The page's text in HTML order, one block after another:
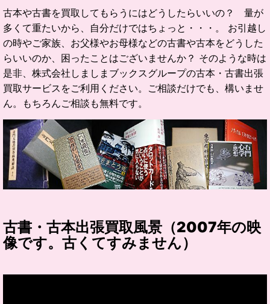
古本や古書を買取してもらうにはどうしたらいいの？ 量が
多くて重たいから、自分だけではちょっと・・・。 お引越し
の時やご家族、お父様やお母様などの古書や古本をどうした
らいいのか、困ったことはございませんか？ そのような時は
是非、株式会社しましまブックスグループの古本・古書出張
買取サービスをご利用ください。ご相談だけでも、構いませ
ん。もちろんご相談も無料です。
古書・古本出張買取風景（2007年の映
像です。古くてすみません）